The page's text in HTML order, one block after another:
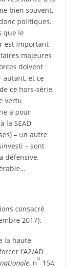
bien souvent,
politiques.
que le
est important
majeures
doivent
autant, et ce
ce hors-­série,
vertu
a pour
la SEAD
– un autre
– sont
défensive,
consacré
2017).
la haute
l’A2/AD
, n
o
154,